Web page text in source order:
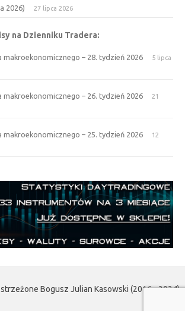
2026)
27 lipca 2026
na Dzienniku Tradera:
– 28. tydzień 2026
5 lipca
– 26. tydzień 2026
21
– 25. tydzień 2026
12
Bogusz Julian Kasowski (2016 - 2024)